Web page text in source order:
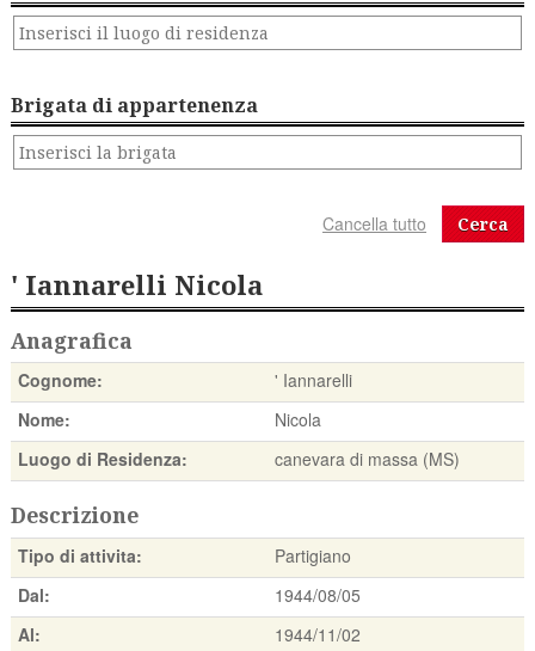
Brigata di appartenenza
Cerca
' Iannarelli Nicola
Anagrafica
Cognome:
' Iannarelli
Nome:
Nicola
Luogo di Residenza:
canevara di massa (MS)
Descrizione
Tipo di attivita:
Partigiano
Dal:
1944/08/05
Al:
1944/11/02